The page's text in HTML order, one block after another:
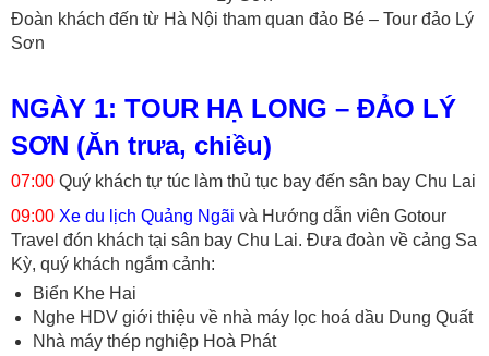
Đoàn khách đến từ Hà Nội tham quan đảo Bé – Tour đảo Lý
Sơn
NGÀY 1: TOUR HẠ LONG – ĐẢO LÝ
SƠN (Ăn trưa, chiều)
07:00 Quý khách tự túc làm thủ tục bay đến sân bay Chu Lai
09:00 Xe du lịch Quảng Ngãi và Hướng dẫn viên Gotour
Travel đón khách tại sân bay Chu Lai. Đưa đoàn về cảng Sa
Kỳ, quý khách ngắm cảnh:
Biển Khe Hai
Nghe HDV giới thiệu về nhà máy lọc hoá dầu Dung Quất
Nhà máy thép nghiệp Hoà Phát